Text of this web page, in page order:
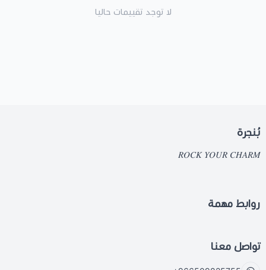
لا توجد تقييمات حاليا
بُنجرة
𝑅𝑂𝐶𝐾 𝑌𝑂𝑈𝑅 𝐶𝐻𝐴𝑅𝑀
روابط مهمة
تواصل معنا